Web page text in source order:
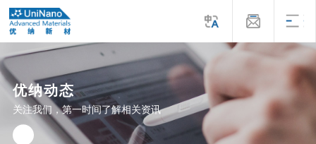
优纳动态
关注我们，第一时间了解相关资讯